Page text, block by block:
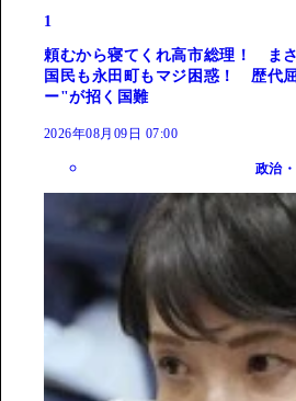
1
頼むから寝てくれ高市総理！ ま
国民も永田町もマジ困惑！ 歴代
ー"が招く国難
2026年08月09日 07:00
政治